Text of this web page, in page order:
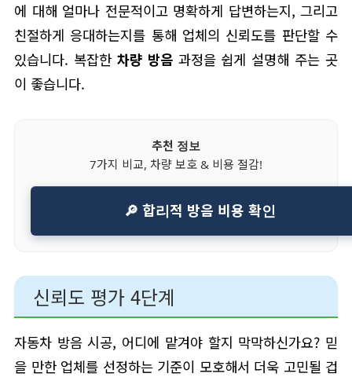
에 대해 얼마나 전문적이고 명확하게 답변하는지, 그리고
친절하게 응대하는지를 통해 업체의 신뢰도를 판단할 수
있습니다. 복잡한 차량 방음과정을 쉽게 설명해 주는 곳
이 좋습니다.
추천 정보
7가지 비교, 차량 보호 & 비용 절감!
🔎 합리적 방음 비용 확인
신뢰도 평가 4단계
자동차 방음 시공, 어디에 맡겨야 할지 막막하신가요? 믿
을 만한 업체를 선정하는 기준이 모호해서 더욱 고민될 겁